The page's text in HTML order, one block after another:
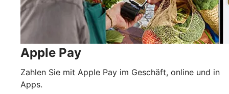
Apple Pay
Zahlen Sie mit Apple Pay im Geschäft, online und in
Apps.